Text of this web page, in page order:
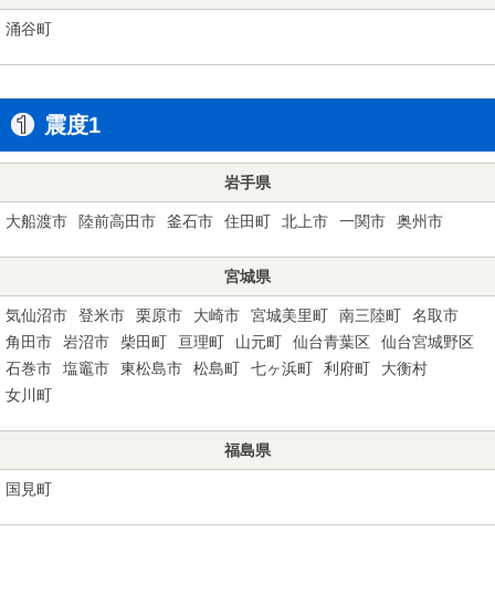
涌谷町
震度1
岩手県
大船渡市 陸前高田市 釜石市 住田町 北上市 一関市 奥州市
宮城県
気仙沼市 登米市 栗原市 大崎市 宮城美里町 南三陸町
名取市
角田市
岩沼市 柴田町 亘理町 山元町 仙台青葉区
仙台宮城野区
石巻市
塩竈市 東松島市 松島町 七ヶ浜町 利府町
大衡村
女川町
福島県
国見町